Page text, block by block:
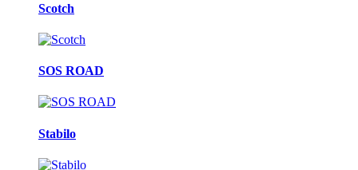
Scotch
SOS ROAD
Stabilo